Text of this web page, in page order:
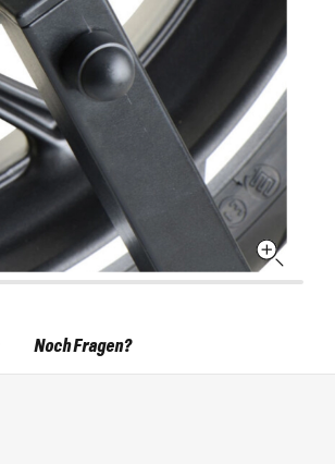
Noch Fragen?